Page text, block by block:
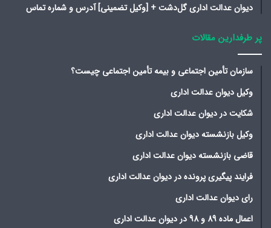
دیوان عدالت اداری گل‌دشت + [وکیل تضمینی] آدرس و شماره تماس
پر طرفدارین مقالات
سازمان تأمین اجتماعی و بیمه تأمین اجتماعی چیست؟
وکیل دیوان عدالت اداری
شکایت در دیوان عدالت اداری
وکیل بازنشسته دیوان عدالت اداری
قاضی بازنشسته دیوان عدالت اداری
فرایند پیگیری پرونده در دیوان عدالت اداری
رای دیوان عدالت اداری
اعمال ماده 89 و 98 در دیوان عدالت اداری